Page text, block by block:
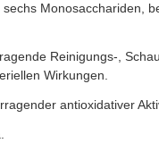
Monosacchariden,
Reinigungs-,
Wirkungen.
antioxidativer